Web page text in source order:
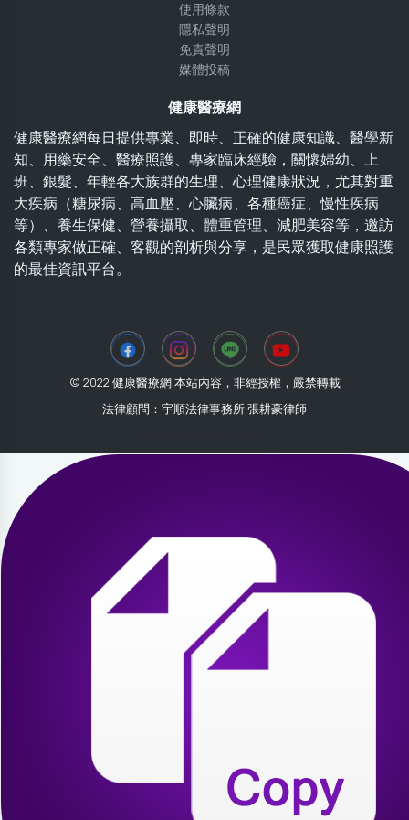
使用條款
隱私聲明
免責聲明
媒體投稿
健康醫療網
健康醫療網每日提供專業、即時、正確的健康知識、醫學新
知、用藥安全、醫療照護、專家臨床經驗，關懷婦幼、上
班、銀髮、年輕各大族群的生理、心理健康狀況，尤其對重
大疾病（糖尿病、高血壓、心臟病、各種癌症、慢性疾病
等）、養生保健、營養攝取、體重管理、減肥美容等，邀訪
各類專家做正確、客觀的剖析與分享，是民眾獲取健康照護
的最佳資訊平台。
© 2022 健康醫療網 本站內容，非經授權，嚴禁轉載
法律顧問：宇順法律事務所 張耕豪律師